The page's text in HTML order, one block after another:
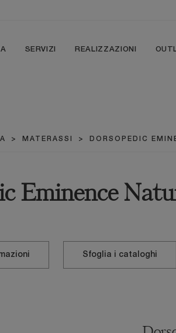
SERVIZI REALIZZAZIONI
> MATERASSI > DORSOPEDIC
Eminence
Sfoglia i cataloghi